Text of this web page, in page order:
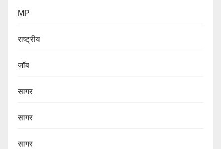
MP
राष्ट्रीय
जॉब
सागर
सागर
सागर